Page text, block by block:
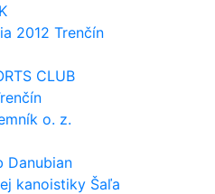
2012 Trenčín
CLUB
o. z.
Danubian
kanoistiky Šaľa